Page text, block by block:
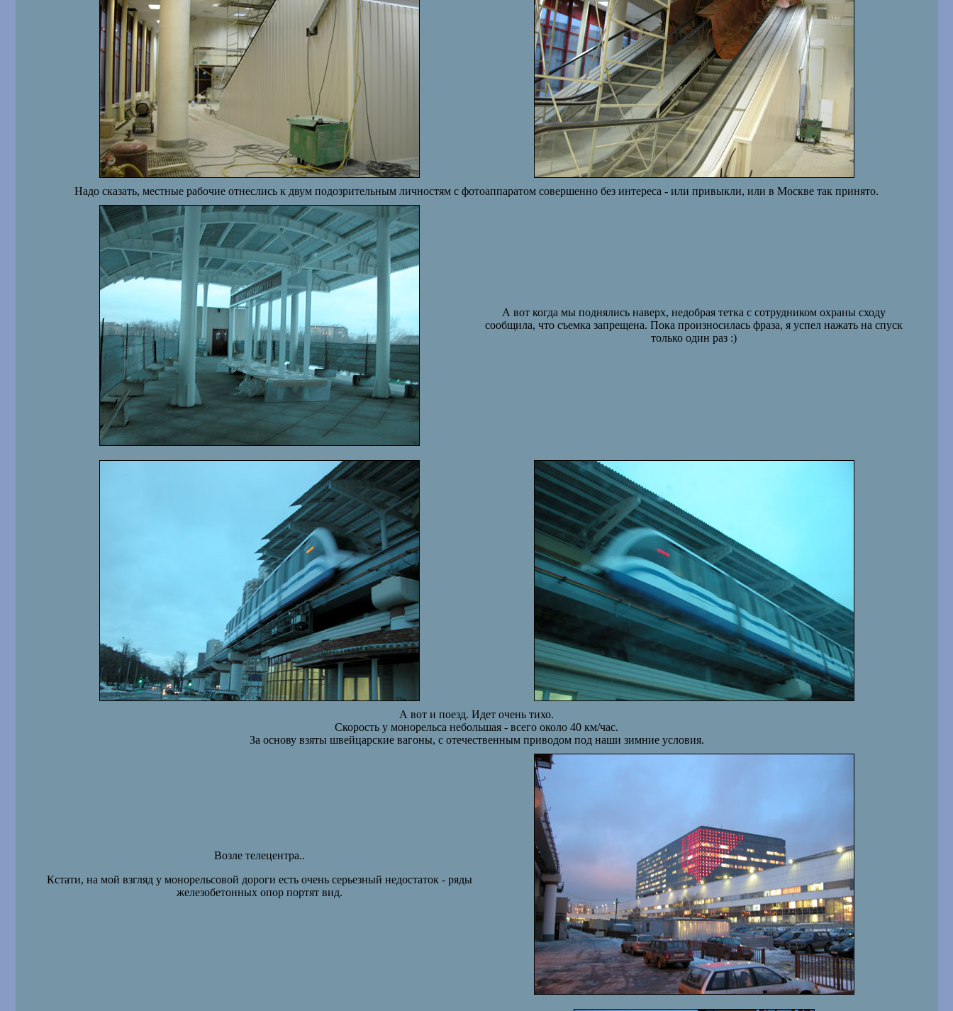
Надо сказать, местные рабочие отнеслись к двум подозрительным личностям с фотоаппаратом совершенно без интереса - или привыкли, или в Москве так принято.
А вот когда мы поднялись наверх, недобрая тетка с сотрудником охраны сходу
сообщила, что съемка запрещена. Пока произносилась фраза, я успел нажать на спуск
только один раз :)
А вот и поезд. Идет очень тихо.
Скорость у монорельса небольшая - всего около 40 км/час.
За основу взяты швейцарские вагоны, с отечественным приводом под наши зимние условия.
Возле телецентра..
Кстати, на мой взгляд у монорельсовой дороги есть очень серьезный недостаток - ряды
железобетонных опор портят вид.